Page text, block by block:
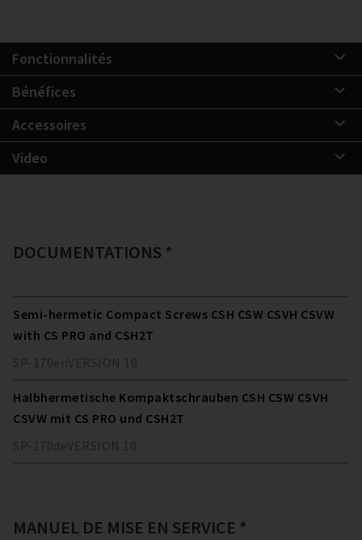
Fonctionnalités
Bénéfices
Accessoires
Video
DOCUMENTATIONS *
Semi-hermetic Compact Screws CSH CSW CSVH CSVW
with CS PRO and CSH2T
SP-170enVERSION 10
Halbhermetische Kompaktschrauben CSH CSW CSVH
CSVW mit CS PRO und CSH2T
SP-170deVERSION 10
MANUEL DE MISE EN SERVICE *